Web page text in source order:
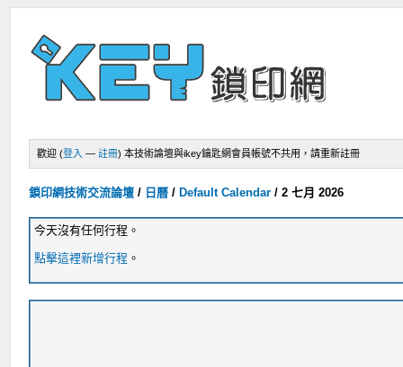
歡迎 (登入 —註冊) 本技術論壇與ikey鑰匙網會員帳號不共用，請重新註冊
鎖印網技術交流論壇 / 日曆 / Default Calendar /2 七月 2026
今天沒有任何行程。
點擊這裡新增行程 。